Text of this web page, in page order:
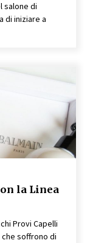
salone di
di iniziare a
la Linea
Provi Capelli
soffrono di